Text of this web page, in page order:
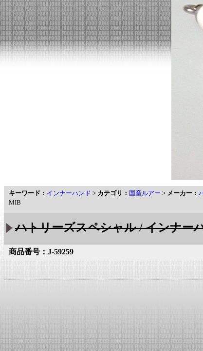
キーワード： インナーハンド > カテゴリ： 国産ルアー > メーカー：
MIB
ハトリーズスペシャル / インナー
商品番号：J-59259